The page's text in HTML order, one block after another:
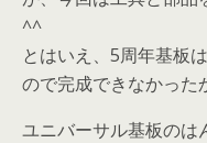
^^
とはいえ、5周年基板
ので完成できなかった
ユニバーサル基板のは